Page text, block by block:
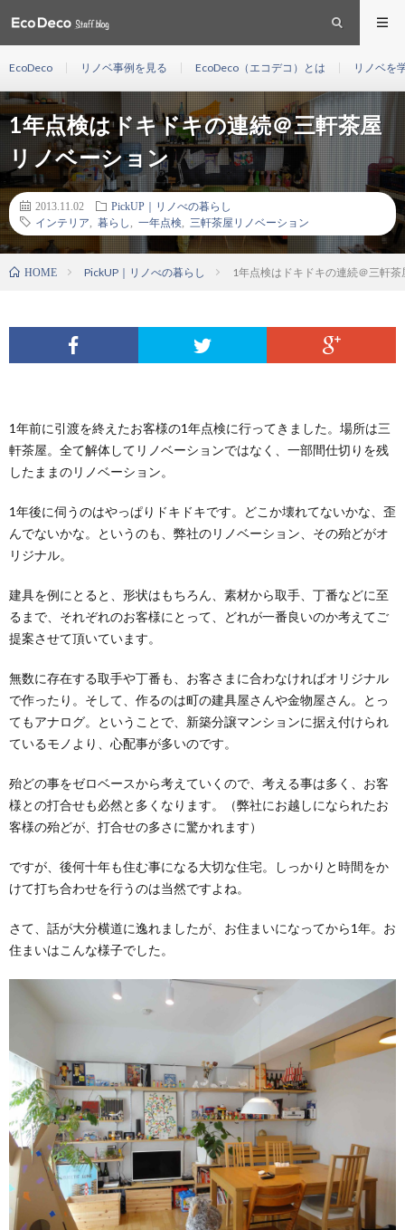
EcoDeco リノベ事例を見る EcoDeco（エコデコ）とは リノベを
1年点検はドキドキの連続＠三軒茶屋
リノベーション
2013.11.02
PickUP｜リノべの暮らし
インテリア
暮らし 一年点検 三軒茶屋リノベーション
HOME PickUP｜リノべの暮らし 1年点検はドキドキの連続＠三軒
1年前に引渡を終えたお客様の1年点検に行ってきました。場所は三
軒茶屋。全て解体してリノベーションではなく、一部間仕切りを残
したままのリノベーション。
1年後に伺うのはやっぱりドキドキです。どこか壊れてないかな、歪
んでないかな。というのも、弊社のリノベーション、その殆どがオ
リジナル。
建具を例にとると、形状はもちろん、素材から取手、丁番などに至
るまで、それぞれのお客様にとって、どれが一番良いのか考えてご
提案させて頂いています。
無数に存在する取手や丁番も、お客さまに合わなければオリジナル
で作ったり。そして、作るのは町の建具屋さんや金物屋さん。とっ
てもアナログ。ということで、新築分譲マンションに据え付けられ
ているモノより、心配事が多いのです。
殆どの事をゼロベースから考えていくので、考える事は多く、お客
様との打合せも必然と多くなります。（弊社にお越しになられたお
客様の殆どが、打合せの多さに驚かれます）
ですが、後何十年も住む事になる大切な住宅。しっかりと時間をか
けて打ち合わせを行うのは当然ですよね。
さて、話が大分横道に逸れましたが、お住まいになってから1年。お
住まいはこんな様子でした。